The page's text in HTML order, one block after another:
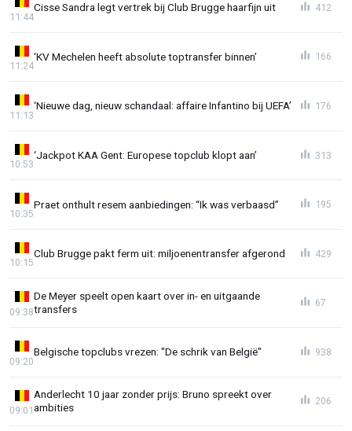
Cisse Sandra legt vertrek bij Club Brugge haarfijn uit
11:44
412
‘KV Mechelen heeft absolute toptransfer binnen’
11:24
166
‘Nieuwe dag, nieuw schandaal: affaire Infantino bij UEFA’
11:13
176
‘Jackpot KAA Gent: Europese topclub klopt aan’
10:53
313
Praet onthult resem aanbiedingen: “Ik was verbaasd”
10:35
195
Club Brugge pakt ferm uit: miljoenentransfer afgerond
10:15
429
De Meyer speelt open kaart over in- en uitgaande
transfers
09:38
67
Belgische topclubs vrezen: "De schrik van België"
09:20
938
Anderlecht 10 jaar zonder prijs: Bruno spreekt over
ambities
09:01
206